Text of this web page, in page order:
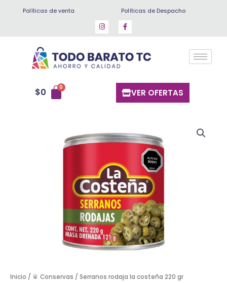
Políticas de venta Políticas de Despacho
$0 VER OFERTAS
Inicio / 🥫 Conservas / Serranos rodaja la costeña 220 gr